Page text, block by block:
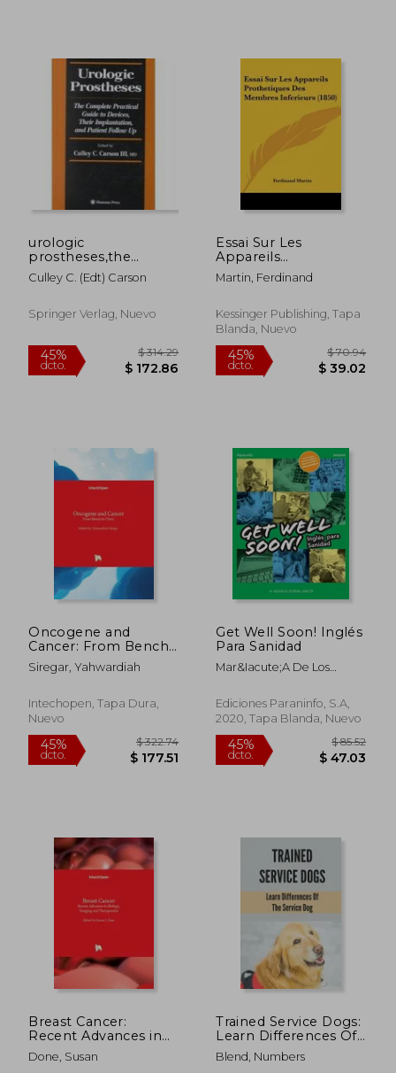
urologic
prostheses,the
complete practical
guide to devices, their
patient follow up
Culley C. (edt) Carson
Springer Verlag, Nuevo
45%
dcto.
$ 314.29
$ 172.86
Essai Sur Les
Appareils
Prothetiques Des
Membres Inferieurs
Martin, Ferdinand
Kessinger Publishing, Tapa
Blanda, Nuevo
45%
dcto.
Oncogene and
Cancer: From Bench
to Clinic (en Inglés)
Siregar, Yahwardiah
Intechopen, Tapa Dura,
Nuevo
Get Well Soon! Inglés
Para Sanidad
Mar&Iacute;A De Los
Garc&Iacute;A
Ediciones Paraninfo, S.A,
2020, Tapa Blanda, Nuevo
Breast Cancer:
Recent Advances in
Biology, Imaging and
Therapeutics (en
Done, Susan
Trained Service Dogs:
Learn Differences Of
The Service Dog:
Service Dog
Blend, Numbers